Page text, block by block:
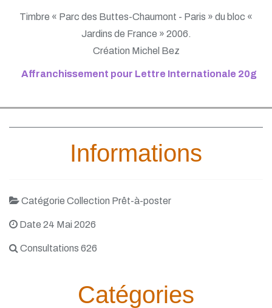
Timbre « Parc des Buttes-Chaumont - Paris » du bloc «
Jardins de France » 2006.
Création Michel Bez
Affranchissement pour Lettre Internationale 20g
Informations
Catégorie Collection Prêt-à-poster
Date 24 Mai 2026
Consultations 626
Catégories